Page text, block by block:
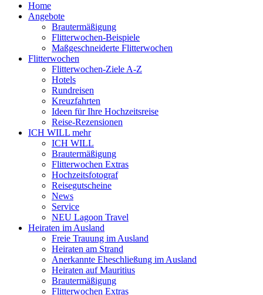
Home
Angebote
Brautermäßigung
Flitterwochen-Beispiele
Maßgeschneiderte Flitterwochen
Flitterwochen
Flitterwochen-Ziele A-Z
Hotels
Rundreisen
Kreuzfahrten
Ideen für Ihre Hochzeitsreise
Reise-Rezensionen
ICH WILL mehr
ICH WILL
Brautermäßigung
Flitterwochen Extras
Hochzeitsfotograf
Reisegutscheine
News
Service
NEU Lagoon Travel
Heiraten im Ausland
Freie Trauung im Ausland
Heiraten am Strand
Anerkannte Eheschließung im Ausland
Heiraten auf Mauritius
Brautermäßigung
Flitterwochen Extras